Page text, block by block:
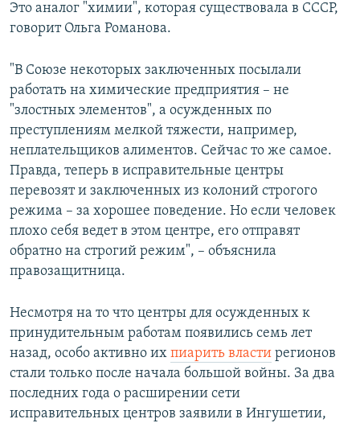
Это аналог "химии", которая существовала в СССР,
говорит Ольга Романова.
"В Союзе некоторых заключенных посылали
работать на химические предприятия – не
"злостных элементов", а осужденных по
преступлениям мелкой тяжести, например,
неплательщиков алиментов. Сейчас то же самое.
Правда, теперь в исправительные центры
перевозят и заключенных из колоний строгого
режима – за хорошее поведение. Но если человек
плохо себя ведет в этом центре, его отправят
обратно на строгий режим", – объяснила
правозащитница.
Несмотря на то что центры для осужденных к
принудительным работам появились семь лет
назад, особо активно их пиарить власти регионов
стали только после начала большой войны. За два
последних года о расширении сети
исправительных центров заявили в Ингушетии,